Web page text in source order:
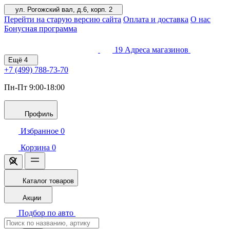
ул. Рогожский вал, д.6, корп. 2
Перейти на старую версию сайта Оплата и доставка О нас
Бонусная программа
19 Адреса магазинов
Ещё 4
+7 (499) 788-73-70
Пн-Пт 9:00-18:00
Профиль
Избранное 0
Корзина 0
Каталог товаров
Акции
Подбор по авто